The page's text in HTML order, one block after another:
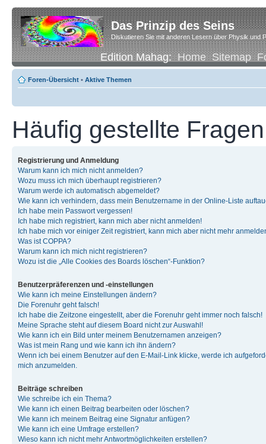
Das Prinzip des Seins
Diskutieren Sie mit anderen Lesern über Physik und
Edition Mahag:Home Sitemap
Foren-Übersicht • Aktive Themen
Häufig gestellte Fragen
Registrierung und Anmeldung
Warum kann ich mich nicht anmelden?
Wozu muss ich mich überhaupt registrieren?
Warum werde ich automatisch abgemeldet?
Wie kann ich verhindern, dass mein Benutzername in der Online-Liste
Ich habe mein Passwort vergessen!
Ich habe mich registriert, kann mich aber nicht anmelden!
Ich habe mich vor einiger Zeit registriert, kann mich aber nicht mehr
Was ist COPPA?
Warum kann ich mich nicht registrieren?
Wozu ist die „Alle Cookies des Boards löschen“-Funktion?
Benutzerpräferenzen und -einstellungen
Wie kann ich meine Einstellungen ändern?
Die Forenuhr geht falsch!
Ich habe die Zeitzone eingestellt, aber die Forenuhr geht immer noch falsch!
Meine Sprache steht auf diesem Board nicht zur Auswahl!
Wie kann ich ein Bild unter meinem Benutzernamen anzeigen?
Was ist mein Rang und wie kann ich ihn ändern?
Wenn ich bei einem Benutzer auf den E-Mail-Link klicke, werde ich
mich anzumelden.
Beiträge schreiben
Wie schreibe ich ein Thema?
Wie kann ich einen Beitrag bearbeiten oder löschen?
Wie kann ich meinem Beitrag eine Signatur anfügen?
Wie kann ich eine Umfrage erstellen?
Wieso kann ich nicht mehr Antwortmöglichkeiten erstellen?